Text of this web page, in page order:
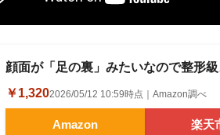
顔面が「足の裏」みたいなので整形
￥1,3202026/05/12 10:59時点｜Amazon調べ
Amazon 楽天